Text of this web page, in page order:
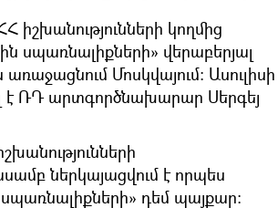
իշխանությունների կողմից
սպառնալիքների» վերաբերյալ
Մոսկվայում։ Ասուլիսի
ՌԴ արտգործնախարար Սերգեյ
ներկայացվում է որպես
դեմ պայքար։